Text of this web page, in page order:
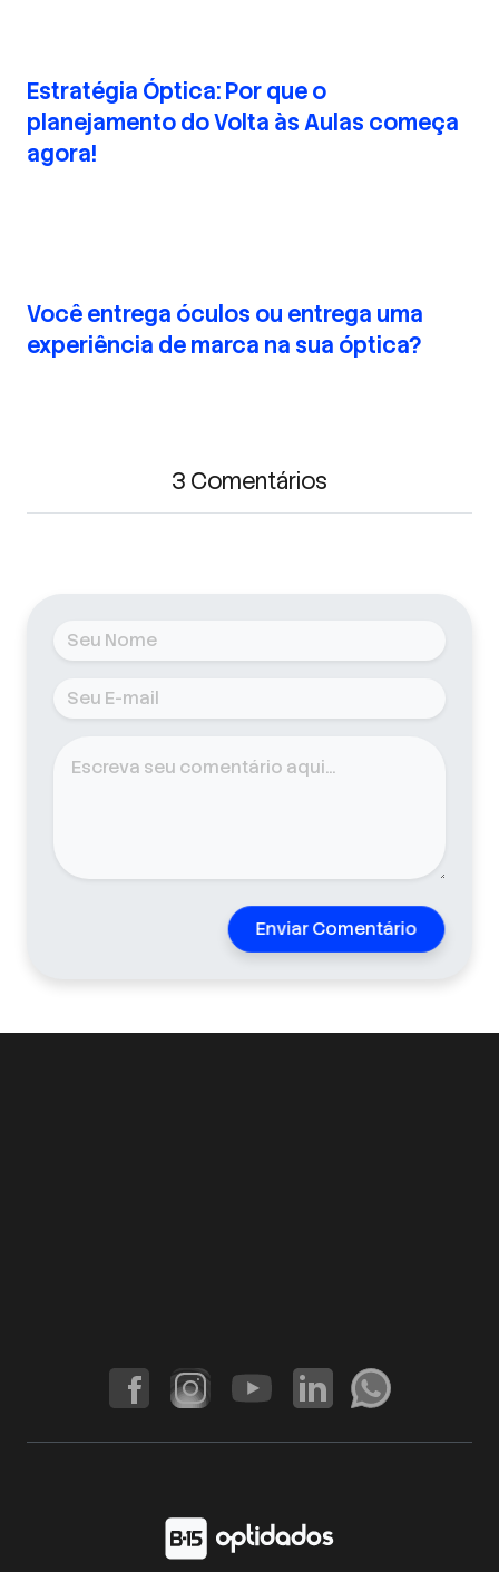
Estratégia Óptica: Por que o
planejamento do Volta às Aulas começa
agora!
Você entrega óculos ou entrega uma
experiência de marca na sua óptica?
3 Comentários
Enviar Comentário